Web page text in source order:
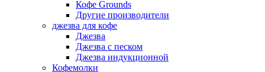
Кофе Grounds
Другие производители
джезва для кофе
Джезва
Джезва с песком
Джезва индукционной
Кофемолки